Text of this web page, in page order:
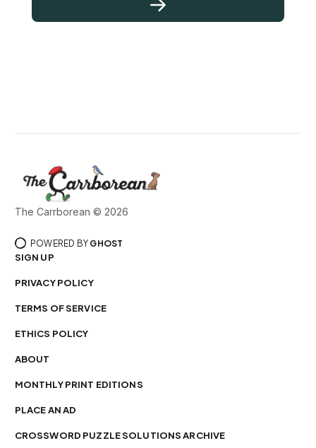
The Carrborean © 2026
POWERED BY GHOST
SIGN UP
PRIVACY POLICY
TERMS OF SERVICE
ETHICS POLICY
ABOUT
MONTHLY PRINT EDITIONS
PLACE AN AD
CROSSWORD PUZZLE SOLUTIONS ARCHIVE